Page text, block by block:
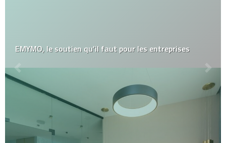
EMYMO, le soutien qu’il faut pour les entreprises